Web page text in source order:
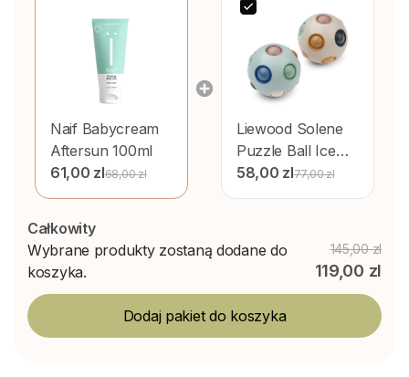
NaifBabycream
Aftersun 100ml
61,00 zl68,00 zl
Liewood Solene
Puzzle Ball Ice
blue multi mix,
zestaw 2 sztuk
58,00 zl77,00 zl
Całkowity
Wybrane produkty zostaną dodane do
koszyka.
145,00 zl
119,00 zl
Dodaj pakiet do koszyka